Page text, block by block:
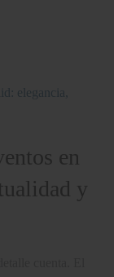
en
y